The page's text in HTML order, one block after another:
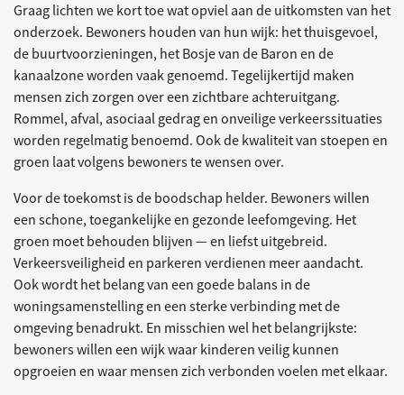
Graag lichten we kort toe wat opviel aan de uitkomsten van het
onderzoek. Bewoners houden van hun wijk: het thuisgevoel,
de buurtvoorzieningen, het Bosje van de Baron en de
kanaalzone worden vaak genoemd. Tegelijkertijd maken
mensen zich zorgen over een zichtbare achteruitgang.
Rommel, afval, asociaal gedrag en onveilige verkeerssituaties
worden regelmatig benoemd. Ook de kwaliteit van stoepen en
groen laat volgens bewoners te wensen over.
Voor de toekomst is de boodschap helder. Bewoners willen
een schone, toegankelijke en gezonde leefomgeving. Het
groen moet behouden blijven — en liefst uitgebreid.
Verkeersveiligheid en parkeren verdienen meer aandacht.
Ook wordt het belang van een goede balans in de
woningsamenstelling en een sterke verbinding met de
omgeving benadrukt. En misschien wel het belangrijkste:
bewoners willen een wijk waar kinderen veilig kunnen
opgroeien en waar mensen zich verbonden voelen met elkaar.